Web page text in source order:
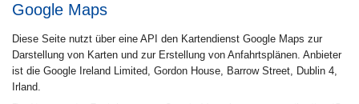
Google Maps
Diese Seite nutzt über eine API den Kartendienst Google Maps zur
Darstellung von Karten und zur Erstellung von Anfahrtsplänen. Anbieter
ist die Google Ireland Limited, Gordon House, Barrow Street, Dublin 4,
Irland.